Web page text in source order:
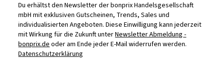
Du erhältst den Newsletter der bonprix Handelsgesellschaft
mbH mit exklusiven Gutscheinen, Trends, Sales und
individualisierten Angeboten. Diese Einwilligung kann jederzeit
mit Wirkung für die Zukunft unterNewsletter Abmeldung -
bonprix.deoder am Ende jeder E-Mail widerrufen werden.
Datenschutzerklärung